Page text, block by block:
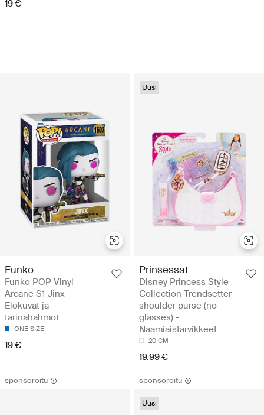
19 €
Funko
Funko POP Vinyl
Arcane S1 Jinx -
Elokuvat ja
tarinahahmot
ONE SIZE
19 €
Uusi
Prinsessat
Disney Princess Style
Collection Trendsetter
shoulder purse (no
glasses) -
Naamiaistarvikkeet
20 CM
19.99 €
sponsoroitu sponsoroitu
Uusi